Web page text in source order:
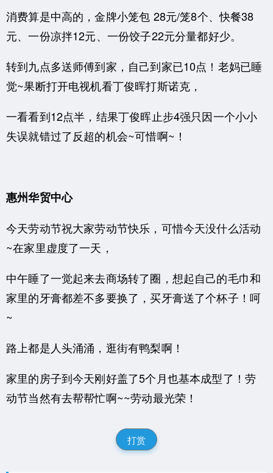
消费算是中高的，金牌小笼包 28元/笼8个、快餐38
元、一份凉拌12元、一份饺子22元分量都好少。
转到九点多送师傅到家，自己到家已10点！老妈已睡
觉~果断打开电视机看丁俊晖打斯诺克，
一看看到12点半，结果丁俊晖止步4强只因一个小小
失误就错过了反超的机会~可惜啊~！
惠州华贸中心
今天劳动节祝大家劳动节快乐，可惜今天没什么活动
~在家里虚度了一天，
中午睡了一觉起来去商场转了圈，想起自己的毛巾和
家里的牙膏都差不多要换了，买牙膏送了个杯子！呵
~
路上都是人头涌涌，逛街有鸭梨啊！
家里的房子到今天刚好盖了5个月也基本成型了！劳
动节当然有去帮帮忙啊~~劳动最光荣！
打赏